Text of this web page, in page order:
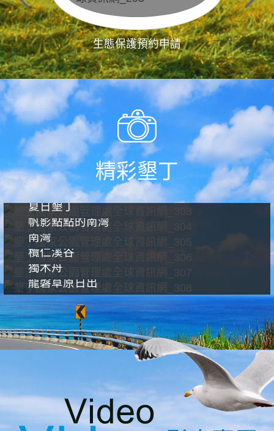
生態保護預約申請
精彩墾丁
夏日墾丁
帆影點點的南灣
南灣
欖仁溪谷
獨木舟
龍磐草原日出